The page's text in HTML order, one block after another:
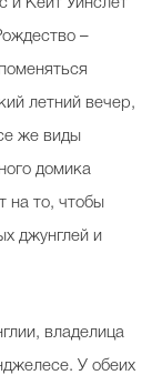
–
летний вечер,
же виды
домика
на то, чтобы
джунглей и
владелица
У обеих